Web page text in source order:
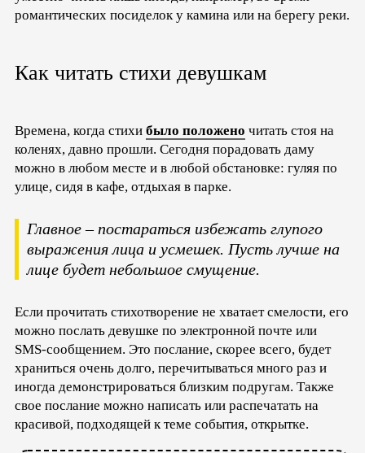
романтических посиделок у камина или на берегу реки.
Как читать стихи девушкам
Времена, когда стихи было положено читать стоя на
коленях, давно прошли. Сегодня порадовать даму
можно в любом месте и в любой обстановке: гуляя по
улице, сидя в кафе, отдыхая в парке.
Главное – постараться избежать глупого
выражения лица и усмешек. Пусть лучше на
лице будет небольшое смущение.
Если прочитать стихотворение не хватает смелости, его
можно послать девушке по электронной почте или
SMS-сообщением. Это послание, скорее всего, будет
храниться очень долго, перечитываться много раз и
иногда демонстрироваться близким подругам. Также
свое послание можно написать или распечатать на
красивой, подходящей к теме события, открытке.